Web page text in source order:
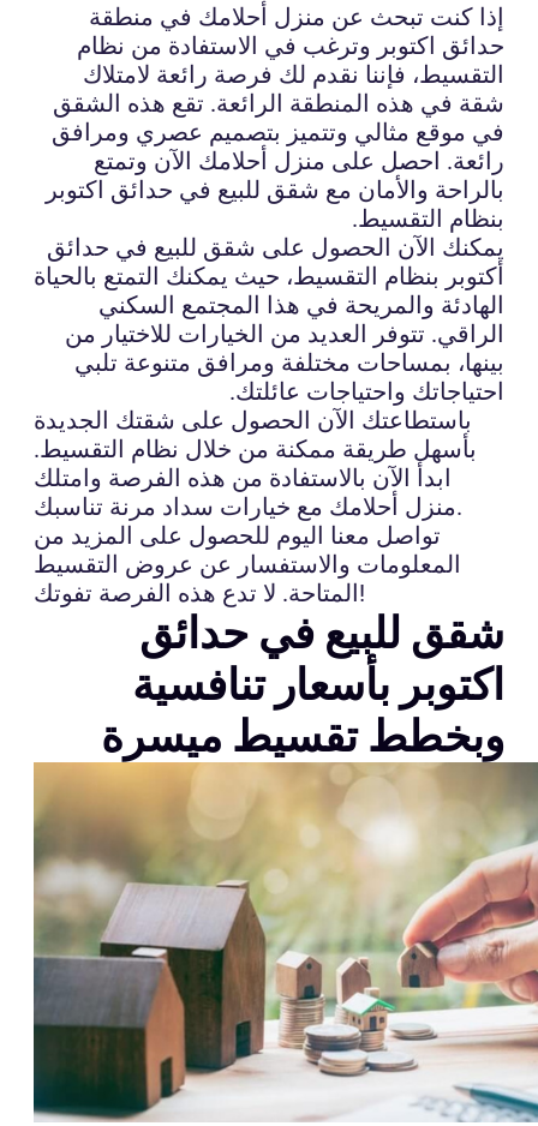
إذا كنت تبحث عن منزل أحلامك في منطقة
حدائق اكتوبر وترغب في الاستفادة من نظام
التقسيط، فإننا نقدم لك فرصة رائعة لامتلاك
شقة في هذه المنطقة الرائعة. تقع هذه الشقق
في موقع مثالي وتتميز بتصميم عصري ومرافق
رائعة. احصل على منزل أحلامك الآن وتمتع
بالراحة والأمان مع شقق للبيع في حدائق اكتوبر
بنظام التقسيط.
يمكنك الآن الحصول على شقق للبيع في حدائق
أكتوبر بنظام التقسيط، حيث يمكنك التمتع بالحياة
الهادئة والمريحة في هذا المجتمع السكني
الراقي. تتوفر العديد من الخيارات للاختيار من
بينها، بمساحات مختلفة ومرافق متنوعة تلبي
احتياجاتك واحتياجات عائلتك.
باستطاعتك الآن الحصول على شقتك الجديدة
بأسهل طريقة ممكنة من خلال نظام التقسيط.
ابدأ الآن بالاستفادة من هذه الفرصة وامتلك
منزل أحلامك مع خيارات سداد مرنة تناسبك.
تواصل معنا اليوم للحصول على المزيد من
المعلومات والاستفسار عن عروض التقسيط
المتاحة. لا تدع هذه الفرصة تفوتك!
شقق للبيع في حدائق
اكتوبر بأسعار تنافسية
وبخطط تقسيط ميسرة